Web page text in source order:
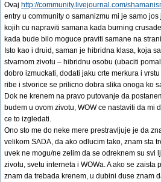
Ovaj http://community.livejournal.com/
entry u community o samanizmu mi je samo
kojih cu napraviti samana kada burning
kada bude bilo moguce praviti samane na
Isto kao i druid, saman je hibridna klasa, koja
stvarnom zivotu – hibridnu osobu (ubaciti
dobro izmuckati, dodati jaku crte merkura i
ribe i stvorice se prilicno dobra slika onoga ko
Dok ne krenem na pravo putovanje da
budem u ovom zivotu, WOW ce nastaviti da mi
ce to izgledati.
Ono sto me do neke mere prestravljuje je da
velikom SADA, da ako odlucim tako, znam sta
uvek ne mogu/ne zelim da se odreknem su svi
zivotu, svetu interneta i WOWa. A ako se zaista
znam da trebada krenem, u dubini duse znam